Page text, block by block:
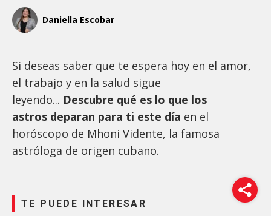
Daniella Escobar
Si deseas saber que te espera hoy en el amor,
el trabajo y en la salud sigue
leyendo... Descubre qué es lo que los
astros deparan para ti este día en el
horóscopo de Mhoni Vidente, la famosa
astróloga de origen cubano.
TE PUEDE INTERESAR